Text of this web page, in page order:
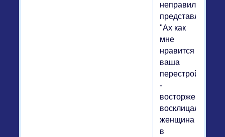
неправильными
"Ах как
мне
нравится
ваша
перестройка!
-
восторженно
восклицала
женщина
в